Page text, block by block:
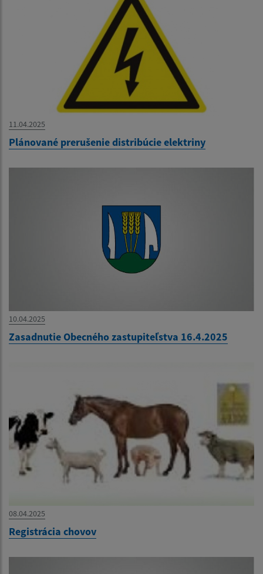
11.04.2025
Plánované prerušenie distribúcie elektriny
10.04.2025
Zasadnutie Obecného zastupiteľstva 16.4.2025
08.04.2025
Registrácia chovov